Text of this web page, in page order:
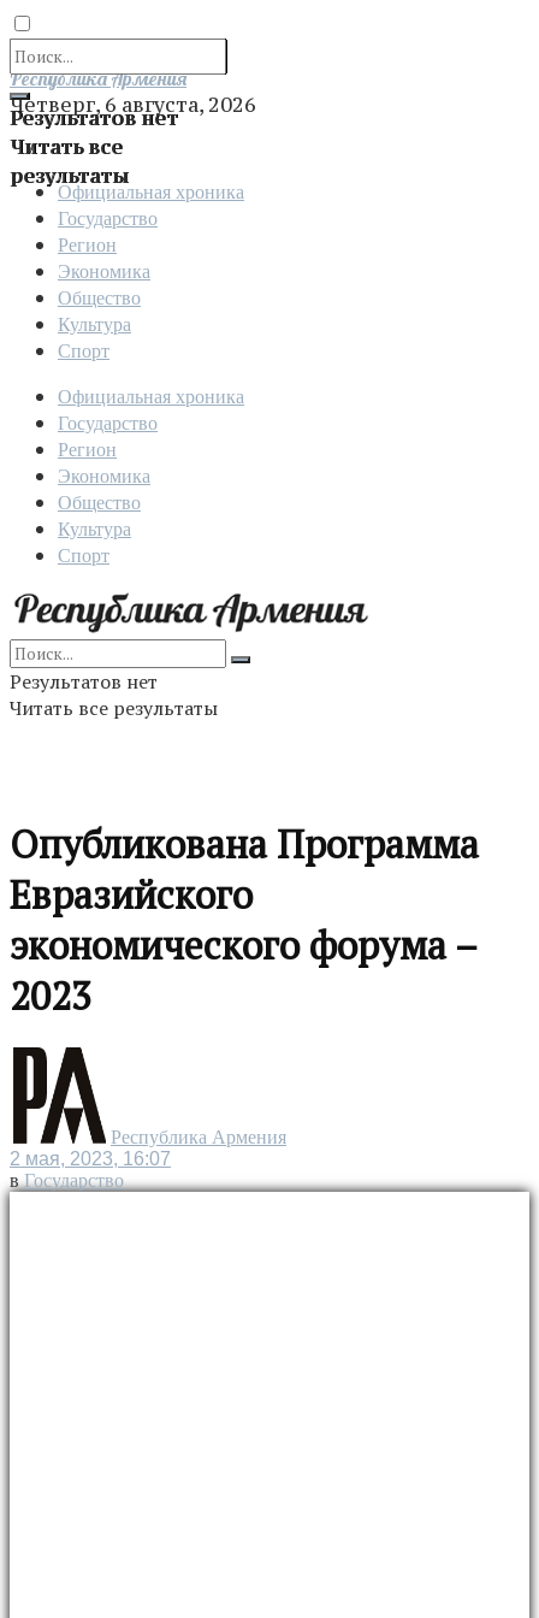
Результатов нет
Читать все
результаты
Отправить
Республика Армения
Четверг, 6 августа, 2026
Официальная хроника
Государство
Регион
Экономика
Общество
Культура
Спорт
Официальная хроника
Государство
Регион
Экономика
Общество
Культура
Спорт
Результатов нет
Читать все результаты
Опубликована Программа
Евразийского
экономического форума –
2023
Республика Армения
2 мая, 2023, 16:07
в Государство